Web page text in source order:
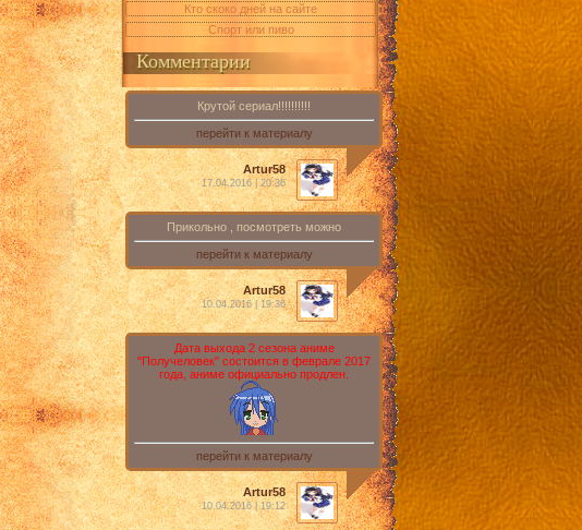
Кто скоко дней на сайте
Спорт или пиво
Комментарии
Крутой сериал!!!!!!!!!!
перейти к материалу
Artur58
17.04.2016 | 20:36
Прикольно , посмотреть можно
перейти к материалу
Artur58
10.04.2016 | 19:36
Дата выхода 2 сезона аниме
"Получеловек" состоится в феврале 2017
года, аниме официально продлен.
перейти к материалу
Artur58
10.04.2016 | 19:12